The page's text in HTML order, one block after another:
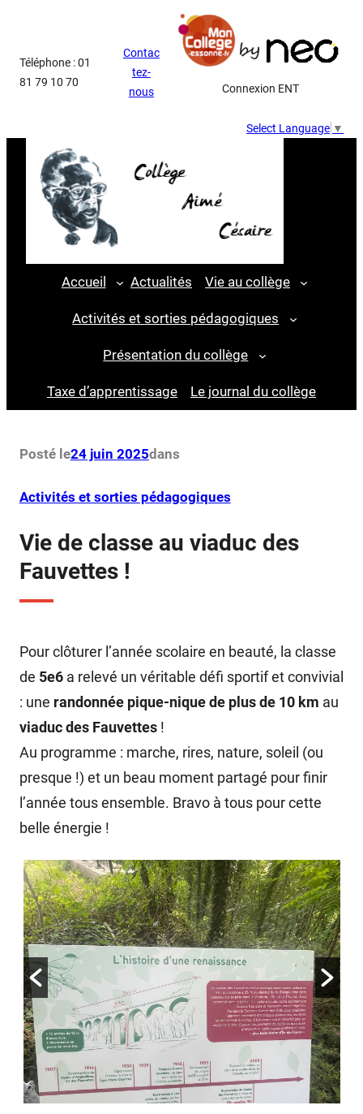
contenu
Téléphone : 01
81 79 10 70
Contac
tez-
nous
Connexion ENT
Select Language ▼
Accueil Actualités Vie au collège
Activités et sorties pédagogiques
Présentation du collège
Taxe d’apprentissage Le journal du collège
Posté le24 juin 2025dans
Activités et sorties pédagogiques
Vie de classe au viaduc des
Fauvettes !
Pour clôturer l’année scolaire en beauté, la classe
de 5e6a relevé un véritable défi sportif et convivial
: une randonnée pique-nique de plus de 10 km au
viaduc des Fauvettes!
Au programme : marche, rires, nature, soleil (ou
presque !) et un beau moment partagé pour finir
l’année tous ensemble. Bravo à tous pour cette
belle énergie !